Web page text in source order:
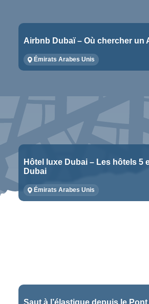
Airbnb Dubaï – Où chercher un
Émirats Arabes Unis
Hôtel luxe Dubai – Les hôtels 5
Dubai
Émirats Arabes Unis
Saut à l’élastique depuis le